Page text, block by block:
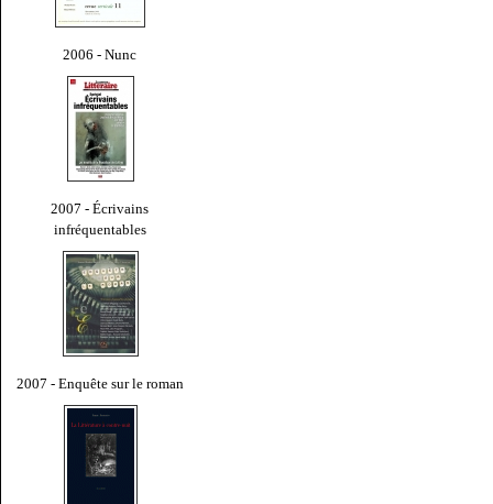
2006 - Nunc
2007 - Écrivains
infréquentables
2007 - Enquête sur le roman